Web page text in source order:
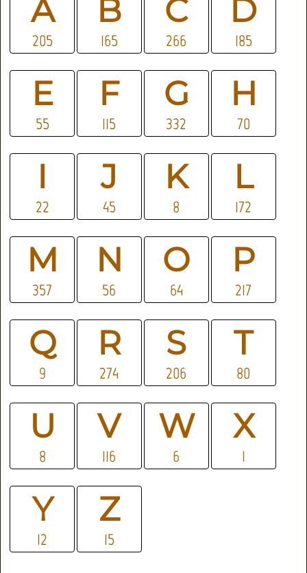
A
205
B
165
C
266
D
185
E
55
F
115
G
332
H
70
I
22
J
45
K
8
L
172
M
357
N
56
O
64
P
217
Q
9
R
274
S
206
T
80
U
8
V
116
W
6
X
1
Y
12
Z
15